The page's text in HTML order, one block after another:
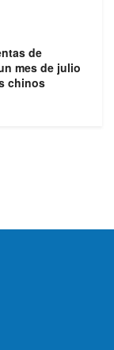
de
mes de julio
chinos